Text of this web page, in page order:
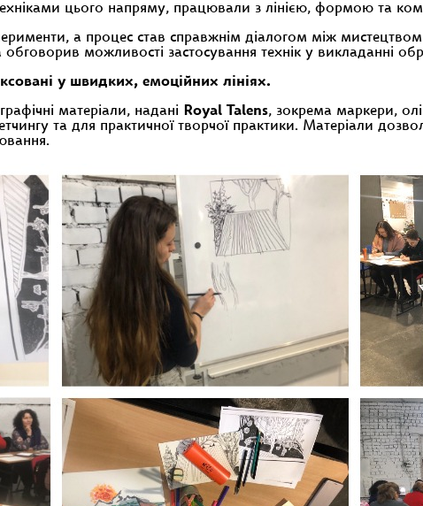
цього напряму, працювали з лінією, формою та
а процес став справжнім діалогом між
можливості застосування технік у викладанні
у швидких, емоційних лініях.
матеріали, надані Royal Talens, зокрема маркери,
та для практичної творчої практики. Матеріали